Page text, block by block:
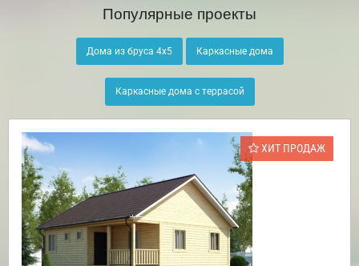
Популярные проекты
Дома из бруса 4х5 Каркасные дома
Каркасные дома с террасой
ХИТ ПРОДАЖ